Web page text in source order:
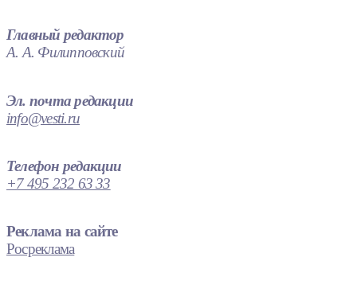
Главный редактор
А. А. Филипповский
Эл. почта редакции
info@vesti.ru
Телефон редакции
+7 495 232 63 33
Реклама на сайте
Росреклама